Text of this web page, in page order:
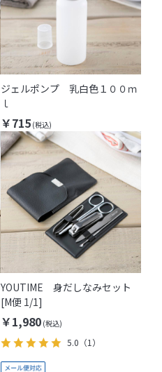
ジェルポンプ 乳白色１００ｍ
ｌ
￥715
YOUTIME 身だしなみセット
[M便 1/1]
￥1,980
5.0 （1）